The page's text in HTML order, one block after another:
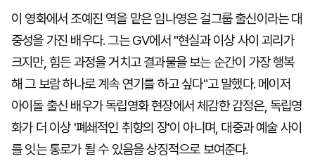
이 영화에서 조예진 역을 맡은 임나영은 걸그룹 출신이라는 대
중성을 가진 배우다. 그는 GV에서 "현실과 이상 사이 괴리가
크지만, 힘든 과정을 거치고 결과물을 보는 순간이 가장 행복
해 그 보람 하나로 계속 연기를 하고 싶다"고 말했다. 메이저
아이돌 출신 배우가 독립영화 현장에서 체감한 감정은, 독립영
화가 더 이상 '폐쇄적인 취향의 장'이 아니며, 대중과 예술 사이
를 잇는 통로가 될 수 있음을 상징적으로 보여준다.